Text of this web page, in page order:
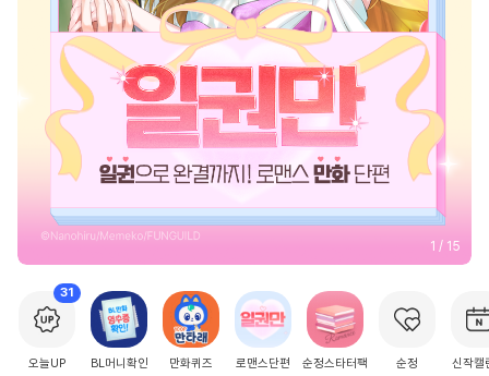
2 / 15
31
오늘UP BL머니확인 만화퀴즈 로맨스단편 순정스타터팩 순정 신작캘